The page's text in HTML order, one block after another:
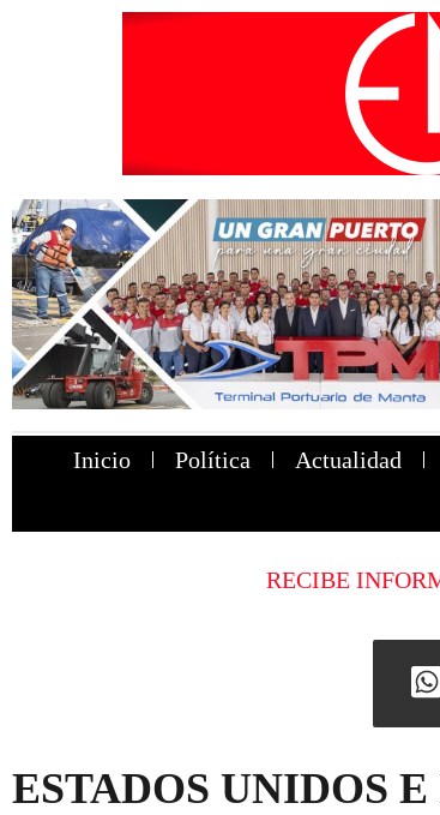
Inicio Política Actualidad
RECIBE
ESTADOS UNIDOS